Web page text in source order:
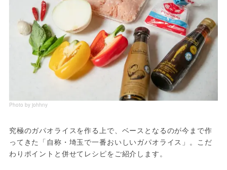
Photo by johhny
究極のガパオライスを作る上で、ベースとなるのが今まで作
ってきた「自称・埼玉で一番おいしいガパオライス」。こだ
わりポイントと併せてレシピをご紹介します。